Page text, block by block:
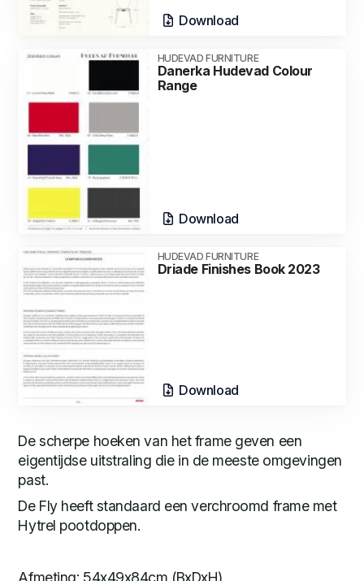
Download
HUDEVAD FURNITURE
Danerka Hudevad Colour
Range
Download
HUDEVAD FURNITURE
Driade Finishes Book 2023
Download
De scherpe hoeken van het frame geven een
eigentijdse uitstraling die in de meeste omgevingen
past.
De Fly heeft standaard een verchroomd frame met
Hytrel pootdoppen.
Afmeting: 54x49x84cm (BxDxH)